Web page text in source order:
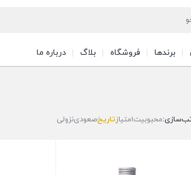
برندها فروشگاه بلاگ درباره ما
محبوبیتامتیازتاریخصعودینزولی